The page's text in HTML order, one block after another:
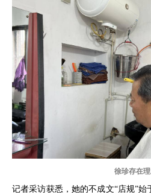
徐珍存在
记者采访获悉，她的不成文“店规”